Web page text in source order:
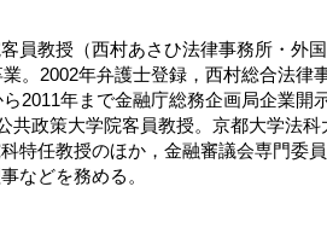
員教授（西村あさひ法律事務所・外
。2002年弁護士登録，西村総合法
2011年まで金融庁総務企画局企業開
共政策大学院客員教授。京都大学法
特任教授のほか，金融審議会専門委
などを務める。